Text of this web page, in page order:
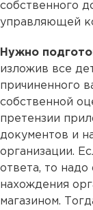
собственного
управляющей
Нужно
изложив все
причиненного
собственной
претензии
документов и
организации.
ответа, то
нахождения
магазином.